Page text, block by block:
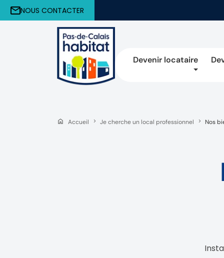
NOUS CONTACTER
Devenir locataire
Accueil Je cherche un local professionnel Nos